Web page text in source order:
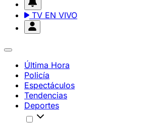
TV EN VIVO
Última Hora
Policía
Espectáculos
Tendencias
Deportes